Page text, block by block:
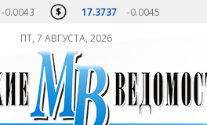
-0.0043 17.3737 -0.0045
ПТ, 7 АВГУСТА, 2026